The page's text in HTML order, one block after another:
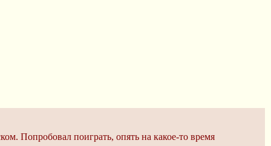
Попробовал поиграть, опять на какое-то время